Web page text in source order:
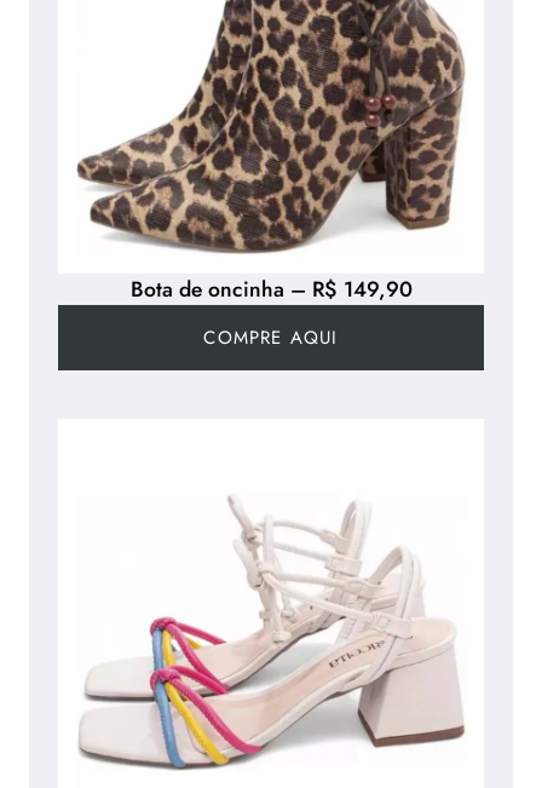
Bota de oncinha – R$ 149,90
COMPRE AQUI